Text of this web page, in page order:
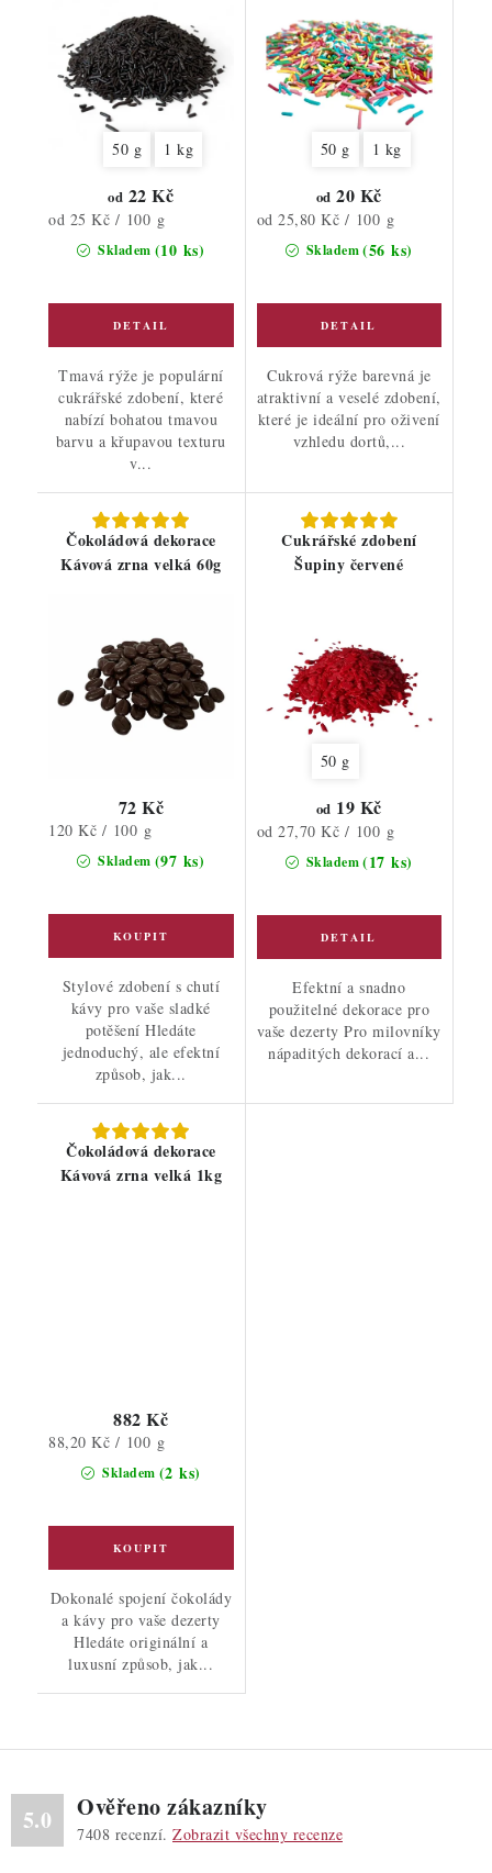
50 g 1 kg
Skladem (10 ks)
od 22 Kč
Měrná
cena:
od 25 Kč / 100 g
Tmavá rýže je populární
cukrářské zdobení, které
nabízí bohatou tmavou
barvu a křupavou texturu
v...
50 g 1 kg
Skladem(56 ks)
od 20 Kč
Měrná
cena:
od 25,80 Kč / 100 g
Cukrová rýže barevná je
atraktivní a veselé zdobení,
které je ideální pro oživení
vzhledu dortů,...
Čokoládová dekorace
Kávová zrna velká 60g
Skladem (97 ks)
72 Kč
Měrná
cena:
120 Kč / 100 g
Stylové zdobení s chutí
kávy pro vaše sladké
potěšení Hledáte
jednoduchý, ale efektní
způsob, jak...
Cukrářské zdobení
Šupiny červené
50 g
Skladem(17 ks)
od 19 Kč
Měrná
cena:
od 27,70 Kč / 100 g
Efektní a snadno
použitelné dekorace pro
vaše dezerty Pro milovníky
nápaditých dekorací a...
Čokoládová dekorace
Kávová zrna velká 1kg
Skladem (2 ks)
882 Kč
Měrná
88,20 Kč / 100 g
Dokonalé spojení čokolády
a kávy pro vaše dezerty
Hledáte originální a
luxusní způsob, jak...
5.0 Ověřeno zákazníky
7408 recenzí. Zobrazit všechny recenze